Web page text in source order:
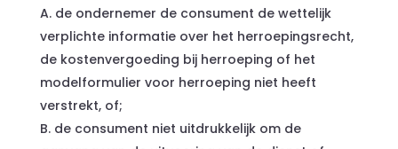
A. de ondernemer de consument de wettelijk
verplichte informatie over het herroepingsrecht,
de kostenvergoeding bij herroeping of het
modelformulier voor herroeping niet heeft
verstrekt, of;
B. de consument niet uitdrukkelijk om de